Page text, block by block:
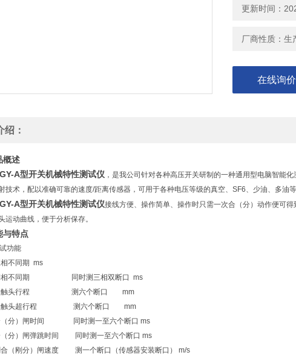
更新时间：
厂商性质：生
在线询价
绍：
概述
A型开关机械特性测试仪 ，是我公司针对各种高压开关研制的一种通用型电脑智能
技术，配以准确可靠的速度/距离传感器，可用于各种电压等级的真空、SF6、少油、多油
A型开关机械特性测试仪接线方便、操作简单、操作时只需一次合（分）动作便可
运动曲线，便于分析保存。
与特点
功能
不同期 ms
不同期 同时测三相双断口 ms
触头行程 测六个断口 mm
头超行程 测六个断口 mm
分）闸时间 同时测一至六个断口 ms
分）闸弹跳时间 同时测一至六个断口 ms
（刚分）闸速度 测一个断口（传感器安装断口） m/s